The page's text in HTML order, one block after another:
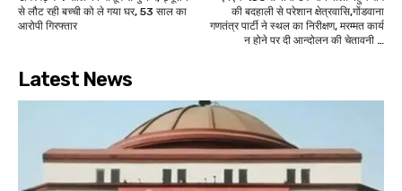
से लौट रही बच्ची को ले गया घर, 53 साल का
आरोपी गिरफ्तार
की बदहाली से परेशान क्षेत्रवासि,गोंडवाना
गणतंत्र पार्टी ने स्थल का निरीक्षण, मरम्मत कार्य
न होने पर दी आन्दोलन की चेतावनी …
Latest News